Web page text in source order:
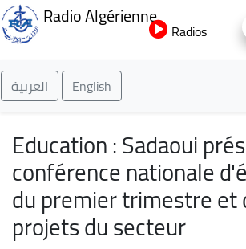
au
Radio Algérienne
Radios
العربية English
Education : Sadaoui
conférence nationale
du premier trimestre et
projets du secteur